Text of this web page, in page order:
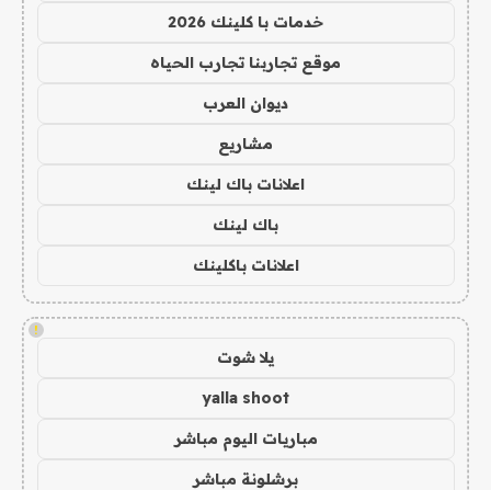
خدمات با كلينك 2026
موقع تجاربنا تجارب الحياه
ديوان العرب
مشاريع
اعلانات باك لينك
باك لينك
اعلانات باكلينك
!
يلا شوت
yalla shoot
مباريات اليوم مباشر
برشلونة مباشر